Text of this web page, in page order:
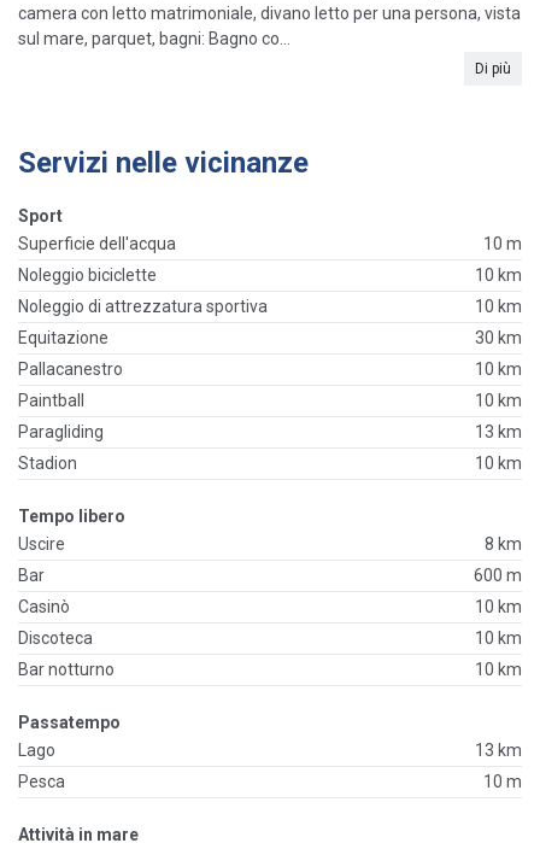
camera con letto matrimoniale, divano letto per una persona, vista
sul mare, parquet, bagni: Bagno co...
Di più
Servizi nelle vicinanze
Sport
Superficie dell'acqua
10 m
Noleggio biciclette
10 km
Noleggio di attrezzatura sportiva
10 km
Equitazione
30 km
Pallacanestro
10 km
Paintball
10 km
Paragliding
13 km
Stadion
10 km
Tempo libero
Uscire
8 km
Bar
600 m
Casinò
10 km
Discoteca
10 km
Bar notturno
10 km
Passatempo
Lago
13 km
Pesca
10 m
Attività in mare